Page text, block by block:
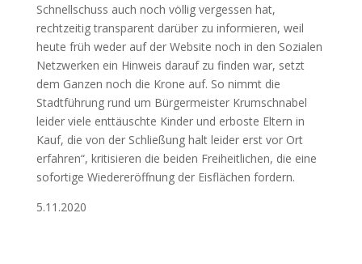
Schnellschuss auch noch völlig vergessen hat,
rechtzeitig transparent darüber zu informieren, weil
heute früh weder auf der Website noch in den Sozialen
Netzwerken ein Hinweis darauf zu finden war, setzt
dem Ganzen noch die Krone auf. So nimmt die
Stadtführung rund um Bürgermeister Krumschnabel
leider viele enttäuschte Kinder und erboste Eltern in
Kauf, die von der Schließung halt leider erst vor Ort
erfahren“, kritisieren die beiden Freiheitlichen, die eine
sofortige Wiedereröffnung der Eisflächen fordern.
5.11.2020